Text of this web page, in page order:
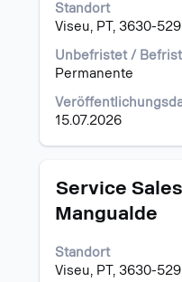
Standort
Viseu, PT, 3630-529
Unbefristet /
Permanente
15.07.2026
um
die
Stelleninformationen
vollständig
Stellenbezeichnung
Service
Mangualde
Standort
Viseu, PT, 3630-529
Drücken
die
um
die